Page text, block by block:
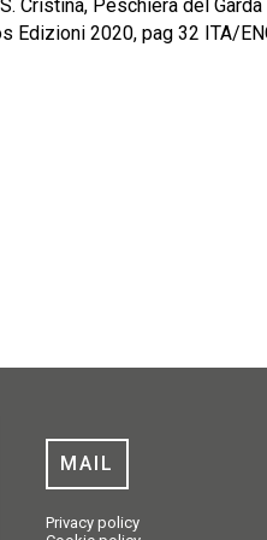
Cristina, Peschiera del
Edizioni 2020, pag 32 ITA/
MAIL
Privacy policy